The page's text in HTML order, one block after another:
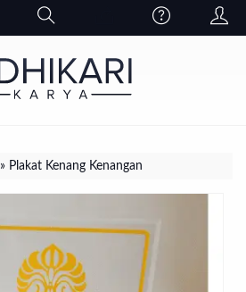
» Plakat Kenang Kenangan